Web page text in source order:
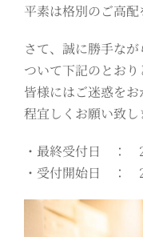
平素は格別のご高配
さて、誠に勝手な
ついて下記のとおり
皆様にはご迷惑を
程宜しくお願い致し
・最終受付日 ：
・受付開始日 ：